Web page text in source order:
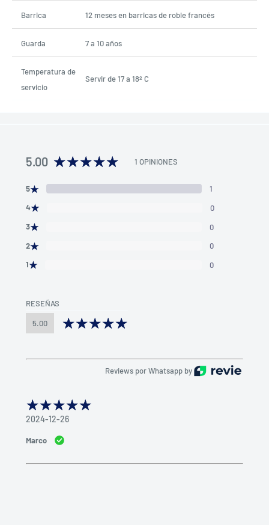
Barrica 12 meses en barricas de roble francés
Guarda 7 a 10 años
Temperatura de
servicio
Servir de 17 a 18º C
5.00 1 OPINIONES
5★
1
4★
0
3★
0
2★
0
1★ 0
RESEÑAS
5.00
Reviews por Whatsapp by
2024-12-26
Marco